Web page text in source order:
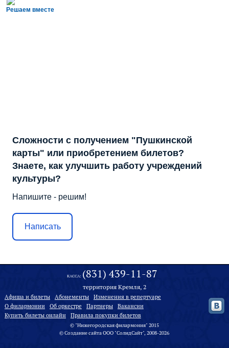
Решаем вместе
Сложности с получением "Пушкинской
карты" или приобретением билетов?
Знаете, как улучшить работу учреждений
культуры?
Напишите - решим!
Написать
КАССА: (831) 439-11-87
территория Кремля, 2
Афиша и билеты Абонементы
Изменения в репертуаре
О филармонии
Oб оркестре Партнеры
Вакансии
Купить билеты онлайн
Правила покупки билетов
© "Нижегородская филармония" 2015
©Создание сайтаООО "СолидСайт", 2008-2026